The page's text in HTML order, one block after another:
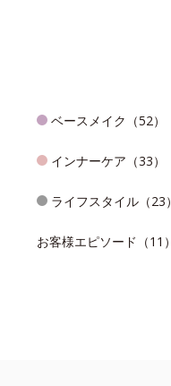
ベースメイク（52）
インナーケア（33）
ライフスタイル（23）
お客様エピソード（11）